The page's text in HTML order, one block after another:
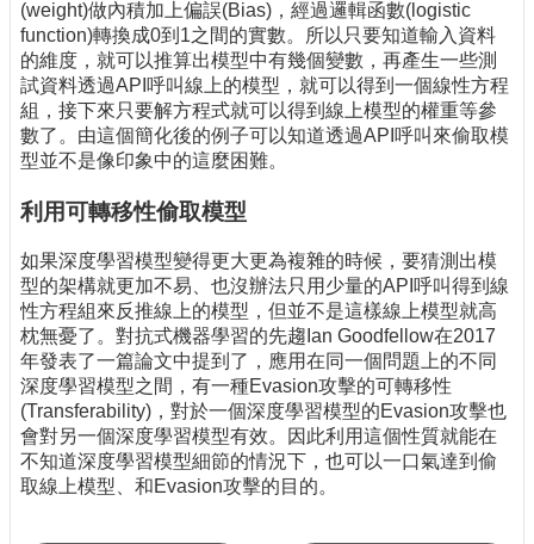
(weight)做內積加上偏誤(Bias)，經過邏輯函數(logistic
function)轉換成0到1之間的實數。所以只要知道輸入資料
的維度，就可以推算出模型中有幾個變數，再產生一些測
試資料透過API呼叫線上的模型，就可以得到一個線性方程
組，接下來只要解方程式就可以得到線上模型的權重等參
數了。由這個簡化後的例子可以知道透過API呼叫來偷取模
型並不是像印象中的這麼困難。
利用可轉移性偷取模型
如果深度學習模型變得更大更為複雜的時候，要猜測出模
型的架構就更加不易、也沒辦法只用少量的API呼叫得到線
性方程組來反推線上的模型，但並不是這樣線上模型就高
枕無憂了。對抗式機器學習的先趨Ian Goodfellow在2017
年發表了一篇論文中提到了，應用在同一個問題上的不同
深度學習模型之間，有一種Evasion攻擊的可轉移性
(Transferability)，對於一個深度學習模型的Evasion攻擊也
會對另一個深度學習模型有效。因此利用這個性質就能在
不知道深度學習模型細節的情況下，也可以一口氣達到偷
取線上模型、和Evasion攻擊的目的。